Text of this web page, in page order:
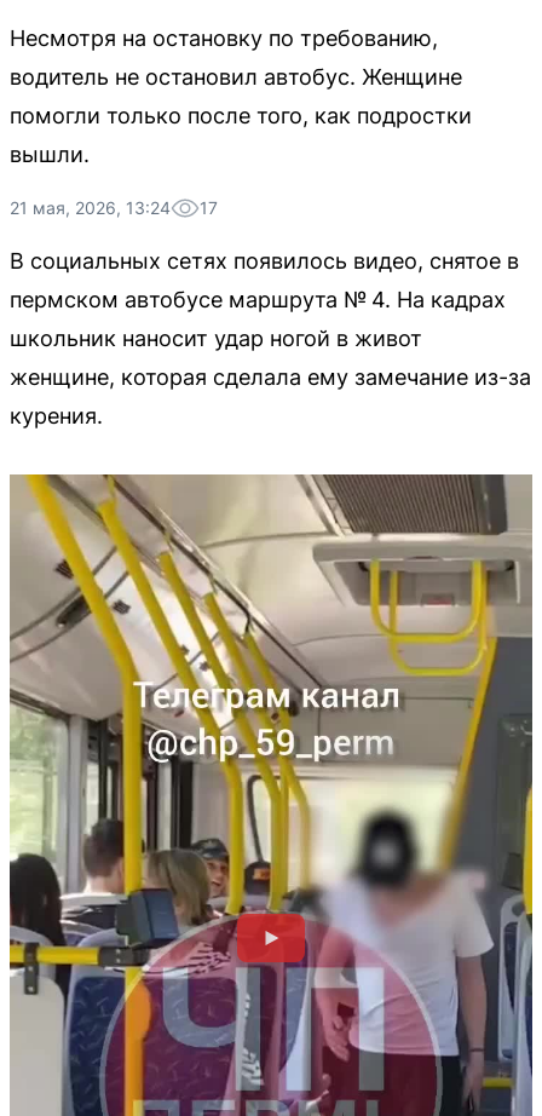
Несмотря на остановку по требованию,
водитель не остановил автобус. Женщине
помогли только после того, как подростки
вышли.
21 мая, 2026, 13:24 17
В социальных сетях появилось видео, снятое в
пермском автобусе маршрута № 4. На кадрах
школьник наносит удар ногой в живот
женщине, которая сделала ему замечание из-за
курения.